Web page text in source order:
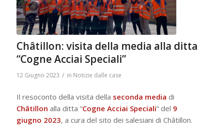
Châtillon: visita della media alla ditta
“Cogne Acciai Speciali”
12 Giugno 2023 / in Notizie dalle case
Il resoconto della visita della seconda media di
Châtillon alla ditta “Cogne Acciai Speciali” del 9
giugno 2023, a cura del sito dei salesiani di Châtillon.